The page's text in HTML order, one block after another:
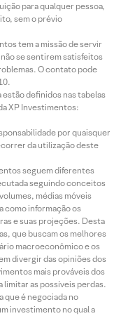
para qualquer pessoa,
sem o prévio
tem a missão de servir
se sentirem satisfeitos
O contato pode
definidos nas tabelas
XP Investimentos:
por quaisquer
da utilização deste
seguem diferentes
seguindo conceitos
médias móveis
como informação os
e suas projeções. Desta
que buscam os melhores
macroeconômico e os
divergir das opiniões dos
mais prováveis dos
limitar as possíveis perdas.
que é negociada no
investimento no qual a